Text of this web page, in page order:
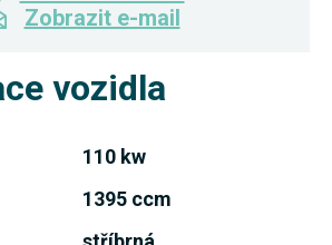
vozidla
110 kw
1395 ccm
Zobrazit e-mail